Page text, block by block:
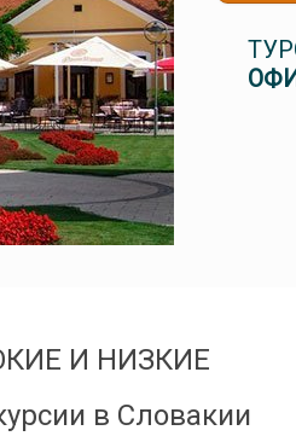
И НИЗКИЕ
в Словакии